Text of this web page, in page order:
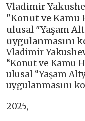
Vladimir
"Konut ve Kamu
ulusal "Yaşam
uygulanmasını
Vladimir
“Konut ve Kamu
ulusal “Yaşam
uygulanmasını
2025,